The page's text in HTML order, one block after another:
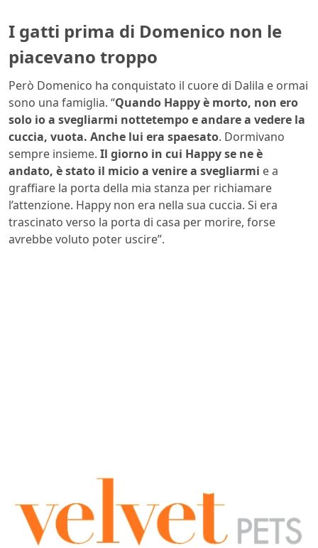
I gatti prima di Domenico non le
piacevano troppo
Però Domenico ha conquistato il cuore di Dalila e ormai
sono una famiglia. “Quando Happy è morto, non ero
solo io a svegliarmi nottetempo e andare a vedere la
cuccia, vuota. Anche lui era spaesato. Dormivano
sempre insieme. Il giorno in cui Happy se ne è
andato, è stato il micio a venire a svegliarmi e a
graffiare la porta della mia stanza per richiamare
l’attenzione. Happy non era nella sua cuccia. Si era
trascinato verso la porta di casa per morire, forse
avrebbe voluto poter uscire”.